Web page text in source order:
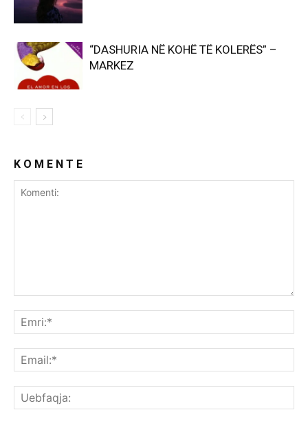
“DASHURIA NË KOHË TË KOLERËS” –
MARKEZ
K O M E N T E